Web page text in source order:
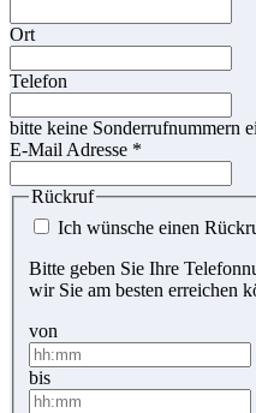
Ort
Telefon
bitte keine Sonderrufnummern
E-Mail Adresse *
Rückruf
Ich wünsche einen
Bitte geben Sie Ihre
wir Sie am besten erreichen
von
bis